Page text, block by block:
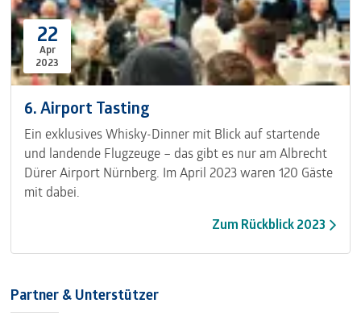
22
Apr
2023
6. Airport Tasting
Ein exklusives Whisky-Dinner mit Blick auf startende
und landende Flugzeuge – das gibt es nur am Albrecht
Dürer Airport Nürnberg. Im April 2023 waren 120 Gäste
mit dabei.
Zum Rückblick 2023
Partner & Unterstützer